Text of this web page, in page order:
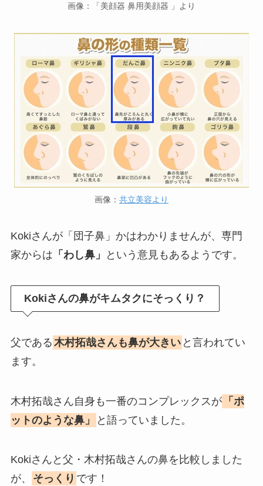
画像：「美顔器 鼻用美顔器 」より
画像： 共立美容より
Kokiさんが「団子鼻」かはわかりませんが、専門
家からは 「わし鼻」 という意見もあるようです。
Kokiさんの鼻がキムタクにそっくり？
父である 木村拓哉さんも鼻が大きい と言われてい
ます。
木村拓哉さん自身も一番のコンプレックスが 「ポ
ットのような鼻」
と語っていました。
Kokiさんと父・木村拓哉さんの鼻を比較しました
が、
そっくり です！